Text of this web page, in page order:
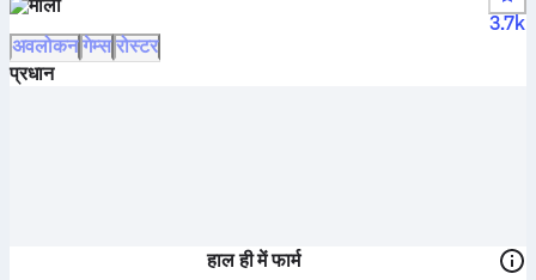
माली
3.7k
अवलोकन गेम्स रोस्टर
प्रधान
हाल ही में फार्म